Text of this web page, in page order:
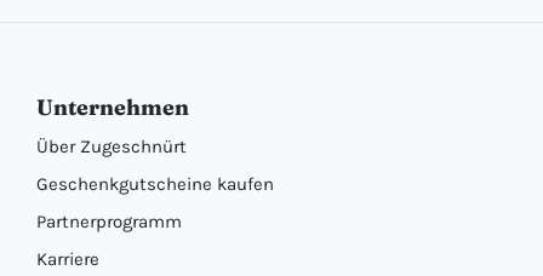
Unternehmen
Über Zugeschnürt
Geschenkgutscheine kaufen
Partnerprogramm
Karriere